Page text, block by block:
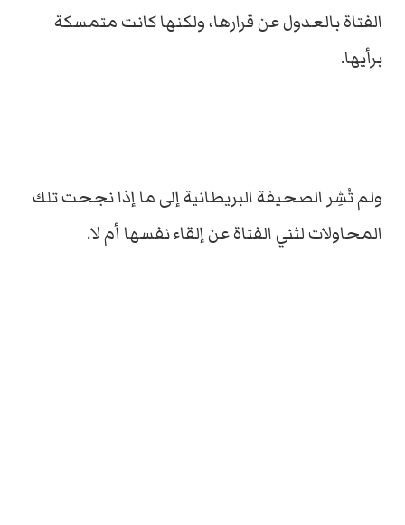
الفتاة بالعدول عن قرارها، ولكنها كانت متمسكة
برأيها.
ولم تُشِر الصحيفة البريطانية إلى ما إذا نجحت تلك
المحاولات لثني الفتاة عن إلقاء نفسها أم لا.